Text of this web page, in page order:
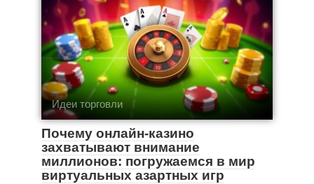
Идеи торговли
Почему онлайн-казино
захватывают внимание
миллионов: погружаемся в мир
виртуальных азартных игр